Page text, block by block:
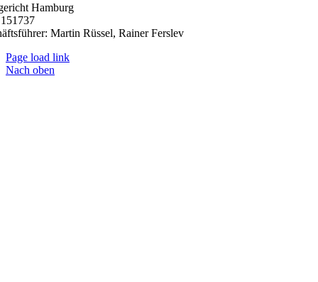
Hamburg
Martin Rüssel, Rainer Ferslev
Page load link
Nach oben